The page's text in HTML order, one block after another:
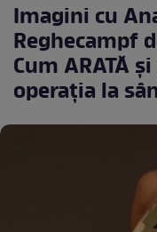
Imagini cu
Reghecampf
Cum ARATĂ
operaţia la